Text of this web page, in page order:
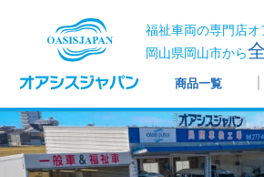
福祉車両の専門店オ
岡山県岡山市から
商品一覧